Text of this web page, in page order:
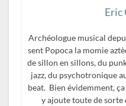
Eric
Archéologue musical
sent Popoca la momie
de sillon en sillons, du
jazz, du psychotronique
beat. Bien évidemment,
y ajoute toute de sorte